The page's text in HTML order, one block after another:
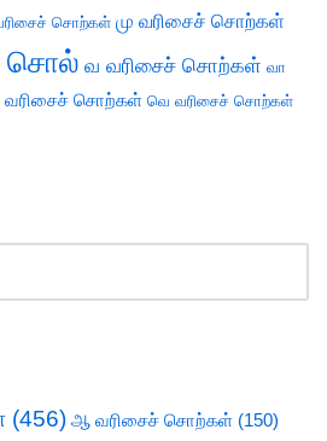
சொற்கள் மு வரிசைச் சொற்கள்
சொல் வ வரிசைச் சொற்கள் வா
வரிசைச் சொற்கள் வெ வரிசைச் சொற்கள்
(456) ஆ வரிசைச் சொற்கள் (150)